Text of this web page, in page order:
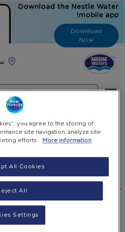
Download the Nestle Water
mobile app!
Download
Now
الرئيسية جميع المنتجات ميزون
end
Skip
the
٦٥٠٬٠٠٠ ل.ل.‏
يشمل ضريبة القيمة المضافة
-
+
you agree to the storing of
site navigation, analyze site
efforts.
More information
All
All Cookies
Settings